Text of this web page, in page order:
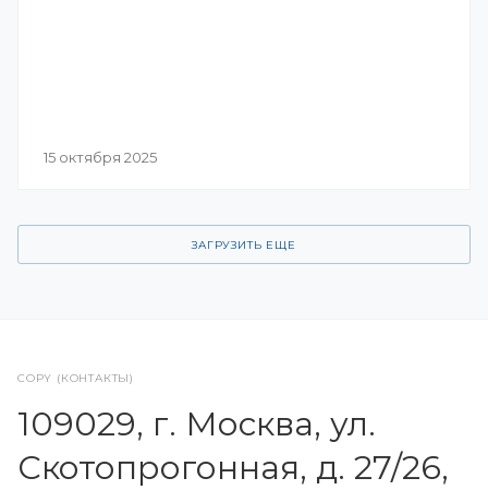
15 октября 2025
ЗАГРУЗИТЬ ЕЩЕ
COPY (КОНТАКТЫ)
109029, г. Москва, ул.
Скотопрогонная, д. 27/26,